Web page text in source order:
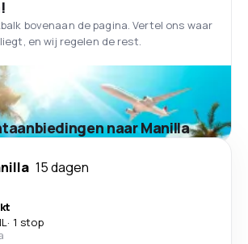
bovenaan de pagina. Vertel ons waar
en wij regelen de rest.
naar Manilla
15 dagen
· 1 stop